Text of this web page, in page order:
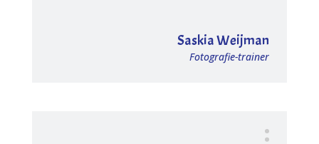
Saskia Weijman
Fotografie-trainer